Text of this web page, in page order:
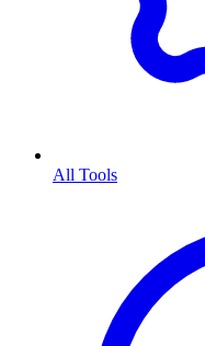
All Tools